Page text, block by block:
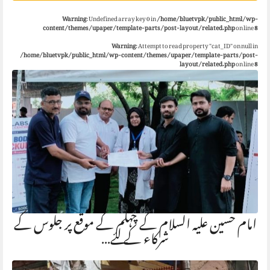
Warning: Undefined array key 0 in/home/bluetvpk/public_html/wp-
content/themes/upaper/template-parts/post-layout/related.phpon line8
Warning: Attempt to read property "cat_ID" on null in
/home/bluetvpk/public_html/wp-content/themes/upaper/template-parts/post-
layout/related.phpon line8
امام حسین علیہ السلام کے چہلم کے موقع پر جلوس کے
شرکاء کے لئے…